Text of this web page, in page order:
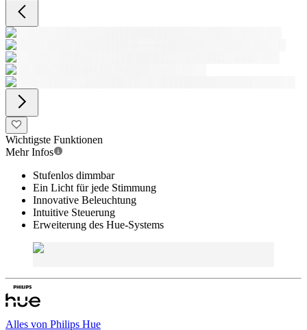
Wichtigste Funktionen
Mehr Infos
Stufenlos dimmbar
Ein Licht für jede Stimmung
Innovative Beleuchtung
Intuitive Steuerung
Erweiterung des Hue-Systems
Alles von Philips Hue